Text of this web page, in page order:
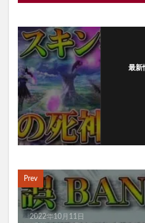
最新
Prev
2022年10月11日